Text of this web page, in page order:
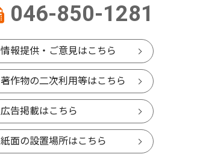
046-850-1281
情報提供・ご意見はこちら
著作物の二次利用等はこちら
広告掲載はこちら
紙面の設置場所はこちら